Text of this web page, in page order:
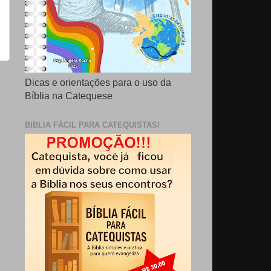
Dicas e orientações para o uso da
Bíblia na Catequese
BIBLIA FÁCIL PARA CATEQUISTAS!